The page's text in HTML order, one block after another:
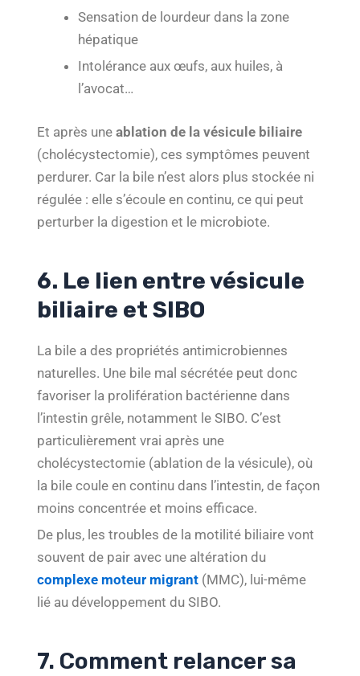
Sensation de lourdeur dans la zone
hépatique
Intolérance aux œufs, aux huiles, à
l’avocat…
Et après uneablation de la vésicule biliaire
(cholécystectomie), ces symptômes peuvent
perdurer. Car la bile n’est alors plus stockée ni
régulée : elle s’écoule en continu, ce qui peut
perturber la digestion et le microbiote.
6. Le lien entre vésicule
biliaire et SIBO
La bile a des propriétés antimicrobiennes
naturelles. Une bile mal sécrétée peut donc
favoriser la prolifération bactérienne dans
l’intestin grêle, notamment le SIBO. C’est
particulièrement vrai après une
cholécystectomie (ablation de la vésicule), où
la bile coule en continu dans l’intestin, de façon
moins concentrée et moins efficace.
De plus, les troubles de la motilité biliaire vont
souvent de pair avec une altération du
complexe moteur migrant (MMC), lui-même
lié au développement du SIBO.
7. Comment relancer sa